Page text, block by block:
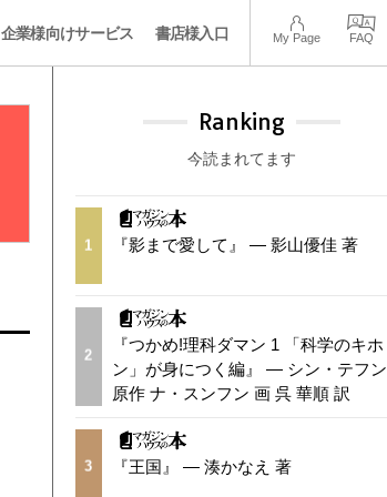
企業様向けサービス 書店様入口 My Page FAQ
Ranking
今読まれてます
1 『影まで愛して』 — 影山優佳 著
2
『つかめ!理科ダマン 1 「科学のキホ
ン」が身につく編』 — シン・テフン
原作 ナ・スンフン 画 呉 華順 訳
3 『王国』 — 湊かなえ 著